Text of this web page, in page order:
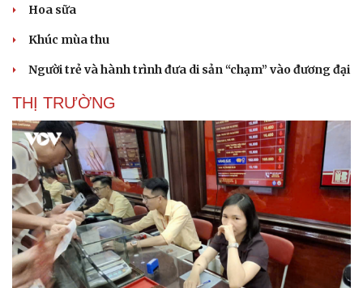
Du lịch
Tư vấn
Săn Tour
check-in
Podcast
Câu chuyện thời sự
Đọc truyện đêm khuya
Cửa sổ tình yêu
Kể chuyện cho bé
Hạt giống tâm hồn
Hoa sữa
Khúc mùa thu
Người trẻ và hành trình đưa di sản “chạm” vào đương đại
THỊ TRƯỜNG